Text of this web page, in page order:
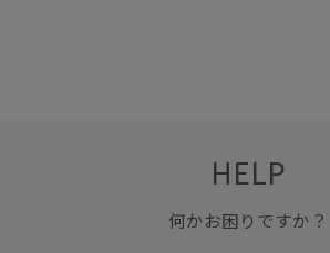
HELP
何かお困りですか？